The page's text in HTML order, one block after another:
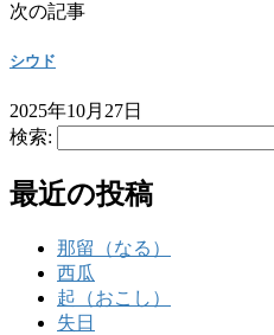
次の記事
シウド
2025年10月27日
検索:
最近の投稿
那留（なる）
西瓜
起（おこし）
失日